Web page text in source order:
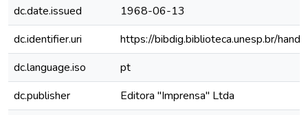
dc.date.issued
1968-06-13
dc.identifier.uri
https://bibdig.biblioteca.unesp.br/
dc.language.iso
pt
dc.publisher
Editora "Imprensa" Ltda